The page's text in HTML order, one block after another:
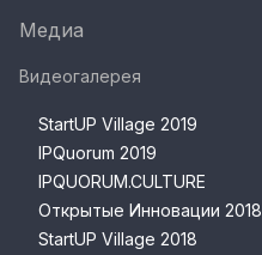
Медиа
Видеогалерея
StartUP Village 2019
IPQuorum 2019
IPQUORUM.CULTURE
Открытые Инновации 2018
StartUP Village 2018